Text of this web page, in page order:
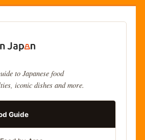
to Japanese food
iconic dishes and more.
Guide